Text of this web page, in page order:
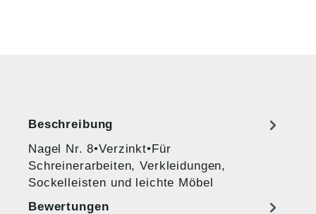
Beschreibung
Nagel Nr. 8•Verzinkt•Für
Schreinerarbeiten, Verkleidungen,
Sockelleisten und leichte Möbel
Bewertungen